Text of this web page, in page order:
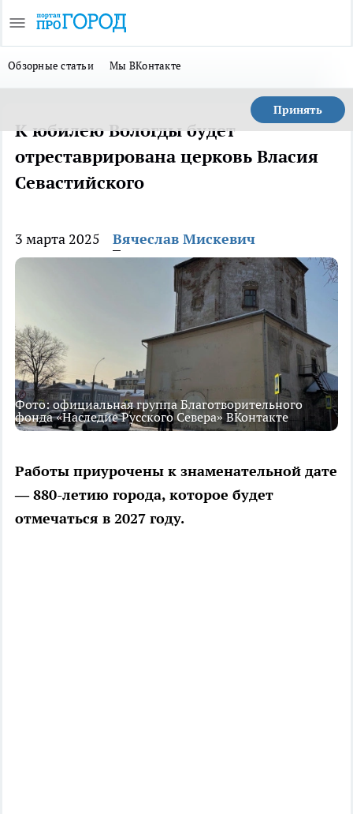
Обзорные статьи Мы ВКонтакте
Принять
К юбилею Вологды будет
отреставрирована церковь Власия
Севастийского
3 марта 2025 Вячеслав Мискевич
Фото: официальная группа Благотворительного
фонда «Наследие Русского Севера» ВКонтакте
Работы приурочены к знаменательной дате
— 880-летию города, которое будет
отмечаться в 2027 году.